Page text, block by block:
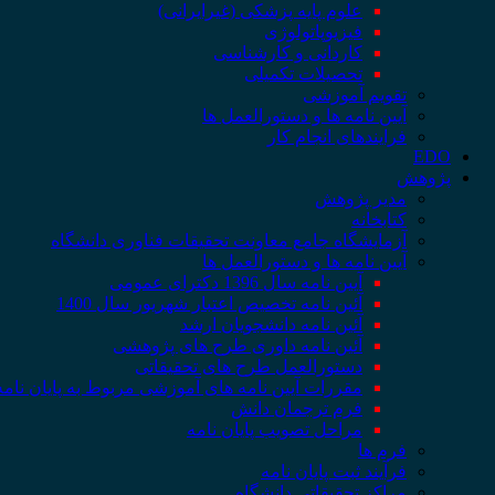
علوم پایه پزشکی (غیرایرانی)
فیزیوپاتولوژی
کاردانی و کارشناسی
تحصیلات تکمیلی
تقویم آموزشی
آیین نامه ها و دستورالعمل ها
فرایندهای انجام کار
EDO
پژوهش
مدیر پژوهش
کتابخانه
آزمایشگاه جامع معاونت تحقیقات فناوری دانشگاه
آیین نامه ها و دستورالعمل ها
آیین نامه سال 1396 دکترای عمومی
آئین نامه تخصیص اعتبار شهریور سال 1400
آئین نامه دانشجویان ارشد
آئین نامه داوری طرح های پژوهشی
دستورالعمل طرح های تحقیقاتی
مقررات آیین نامه های آموزشی مربوط به پایان
فرم ترجمان دانش
مراحل تصویب پایان نامه
فرم ها
فرآیند ثبت پایان نامه